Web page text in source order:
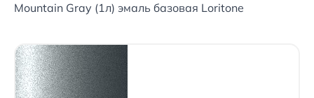
Mountain Gray (1л) эмаль базовая Loritone